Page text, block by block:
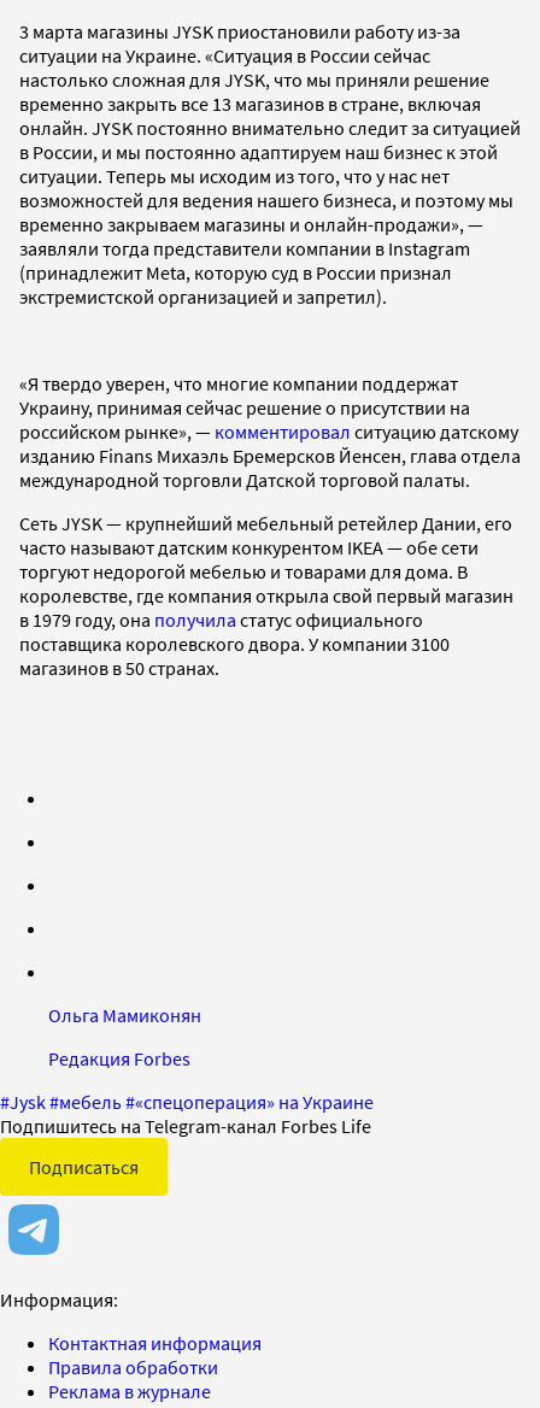
3 марта магазины JYSK приостановили работу из-за
ситуации на Украине. «Ситуация в России сейчас
настолько сложная для JYSK, что мы приняли решение
временно закрыть все 13 магазинов в стране, включая
онлайн. JYSK постоянно внимательно следит за ситуацией
в России, и мы постоянно адаптируем наш бизнес к этой
ситуации. Теперь мы исходим из того, что у нас нет
возможностей для ведения нашего бизнеса, и поэтому мы
временно закрываем магазины и онлайн-продажи», —
заявляли тогда представители компании в Instagram
(принадлежит Meta, которую суд в России признал
экстремистской организацией и запретил).
«Я твердо уверен, что многие компании поддержат
Украину, принимая сейчас решение о присутствии на
российском рынке», — комментировал ситуацию датскому
изданию Finans Михаэль Бремерсков Йенсен, глава отдела
международной торговли Датской торговой палаты.
Сеть JYSK — крупнейший мебельный ретейлер Дании, его
часто называют датским конкурентом IKEA — обе сети
торгуют недорогой мебелью и товарами для дома. В
королевстве, где компания открыла свой первый магазин
в 1979 году, она получила статус официального
поставщика королевского двора. У компании 3100
магазинов в 50 странах.
Ольга Мамиконян
Редакция Forbes
#Jysk#мебель#«спецоперация» на Украине
Подпишитесь на Telegram-канал Forbes Life
Подписаться
Информация:
Контактная информация
Правила обработки
Реклама в журнале